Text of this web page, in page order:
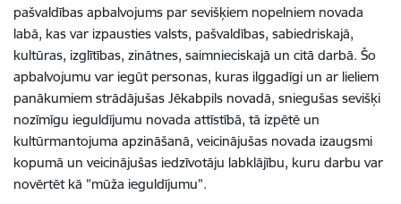
pašvaldības apbalvojums par sevišķiem nopelniem novada
labā, kas var izpausties valsts, pašvaldības, sabiedriskajā,
kultūras, izglītības, zinātnes, saimnieciskajā un citā darbā. Šo
apbalvojumu var iegūt personas, kuras ilggadīgi un ar lieliem
panākumiem strādājušas Jēkabpils novadā, sniegušas sevišķi
nozīmīgu ieguldījumu novada attīstībā, tā izpētē un
kultūrmantojuma apzināšanā, veicinājušas novada izaugsmi
kopumā un veicinājušas iedzīvotāju labklājību, kuru darbu var
novērtēt kā ”mūža ieguldījumu”.